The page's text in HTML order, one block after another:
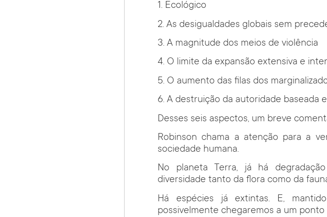
1. Ecológico
2. As desigualdades globais sem
3. A magnitude dos meios de violência
4. O limite da expansão extensiva e
5. O aumento das filas dos
6. A destruição da autoridade baseada
Desses seis aspectos, um breve
Robinson chama a atenção para a
sociedade humana.
No planeta Terra, já há
diversidade tanto da flora como da
Há espécies já extintas. E,
possivelmente chegaremos a um